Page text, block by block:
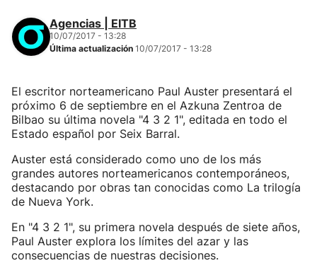
Agencias | EITB
10/07/2017 - 13:28
Última actualización 10/07/2017 - 13:28
El escritor norteamericano Paul Auster presentará el
próximo 6 de septiembre en el Azkuna Zentroa de
Bilbao su última novela "4 3 2 1", editada en todo el
Estado español por Seix Barral.
Auster está considerado como uno de los más
grandes autores norteamericanos contemporáneos,
destacando por obras tan conocidas como La trilogía
de Nueva York.
En "4 3 2 1", su primera novela después de siete años,
Paul Auster explora los límites del azar y las
consecuencias de nuestras decisiones.